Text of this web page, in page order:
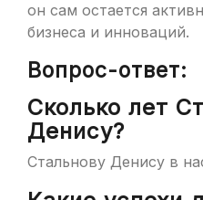
он сам остается
бизнеса и инноваций.
Вопрос-ответ:
Сколько лет
Денису?
Стальнову Денису в